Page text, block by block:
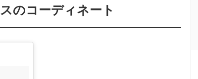
のコーディネート